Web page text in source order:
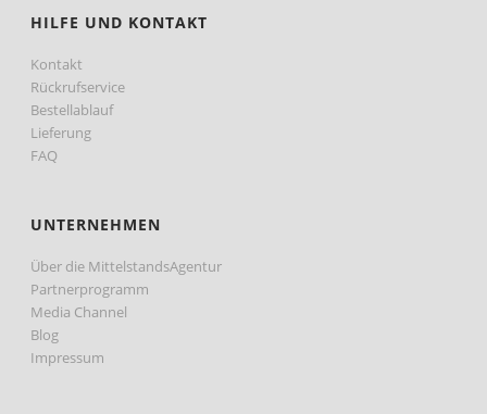
HILFE UND KONTAKT
Kontakt
Rückrufservice
Bestellablauf
Lieferung
FAQ
UNTERNEHMEN
Über die MittelstandsAgentur
Partnerprogramm
Media Channel
Blog
Impressum